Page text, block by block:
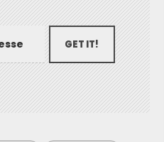
GET IT!